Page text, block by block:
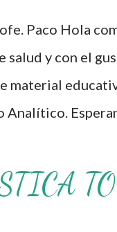
3.
la basura
Paco Hola
salud y con el
material
Analítico.
los
también
que